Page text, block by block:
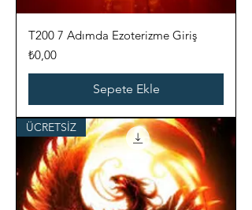
T200 7 Adımda Ezoterizme Giriş
Fiyat
₺0,00
Sepete Ekle
ÜCRETSİZ